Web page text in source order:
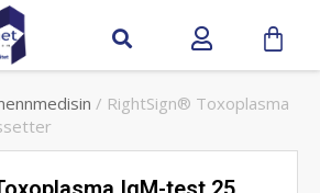
/ RightSign® Toxoplasma